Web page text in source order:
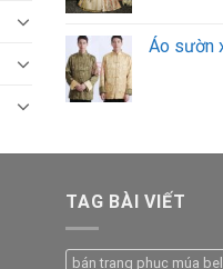
Áo sườn
TAG BÀI VIẾT
bán trang phục múa